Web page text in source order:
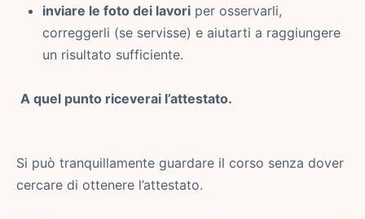
inviare le foto dei lavori per osservarli,
correggerli (se servisse) e aiutarti a raggiungere
un risultato sufficiente.
A quel punto riceverai l’attestato.
Si può tranquillamente guardare il corso senza dover
cercare di ottenere l’attestato.